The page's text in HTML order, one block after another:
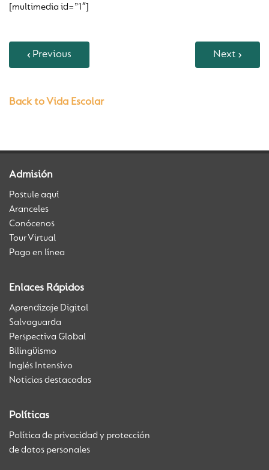
[multimedia id=”1″]
Previous Next
Back to Vida Escolar
Admisión
Postule aquí
Aranceles
Conócenos
Tour Virtual
Pago en línea
Enlaces Rápidos
Aprendizaje Digital
Salvaguarda
Perspectiva Global
Bilingüismo
Inglés Intensivo
Noticias destacadas
Políticas
Política de privacidad y protección
de datos personales